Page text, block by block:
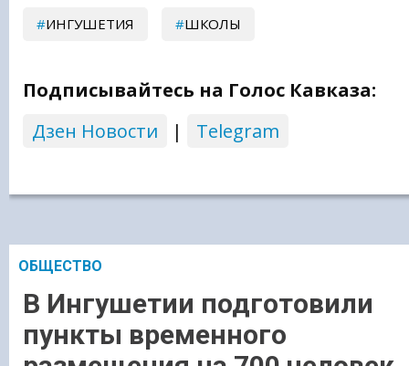
ИНГУШЕТИЯ ШКОЛЫ
Подписывайтесь на Голос Кавказа:
Дзен Новости
| Telegram
ОБЩЕСТВО
В Ингушетии подготовили
пункты временного